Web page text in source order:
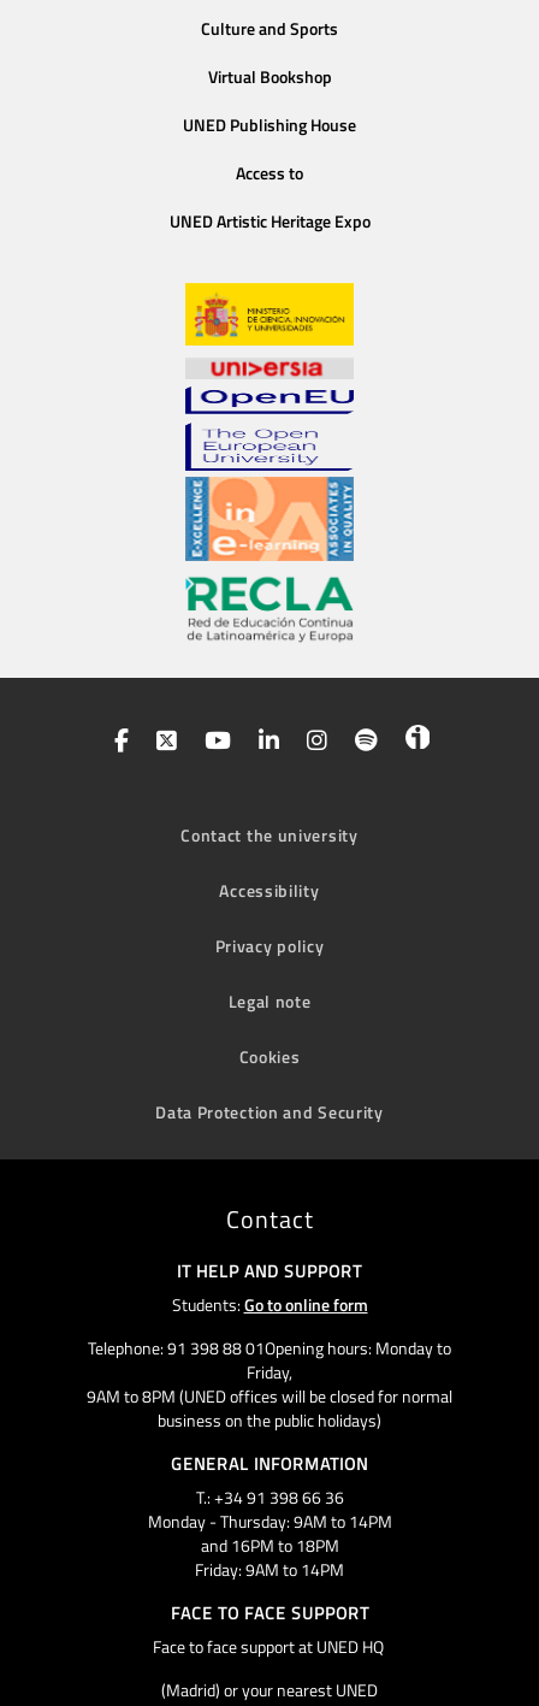
Culture and Sports
Virtual Bookshop
UNED Publishing House
Access to
UNED Artistic Heritage Expo
Contact the university
Accessibility
Privacy policy
Legal note
Cookies
Data Protection and Security
Contact
IT HELP AND SUPPORT
Students:Go to online form
Telephone: 91 398 88 01Opening hours: Monday to
Friday,
9AM to 8PM (UNED offices will be closed for normal
business on the public holidays)
GENERAL INFORMATION
T.: +34 91 398 66 36
Monday - Thursday: 9AM to 14PM
and 16PM to 18PM
Friday: 9AM to 14PM
FACE TO FACE SUPPORT
Face to face support at UNED HQ
(Madrid) or your nearest UNED